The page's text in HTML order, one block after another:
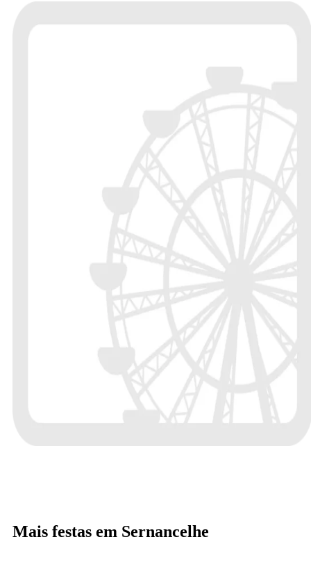
Mais festas em Sernancelhe